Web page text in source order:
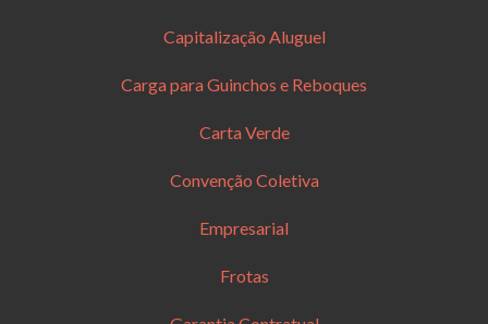
Capitalização Aluguel
Carga para Guinchos e Reboques
Carta Verde
Convenção Coletiva
Empresarial
Frotas